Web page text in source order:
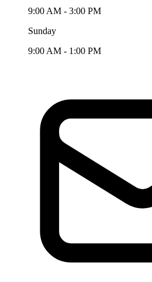
9:00 AM - 3:00 PM
Sunday
9:00 AM - 1:00 PM